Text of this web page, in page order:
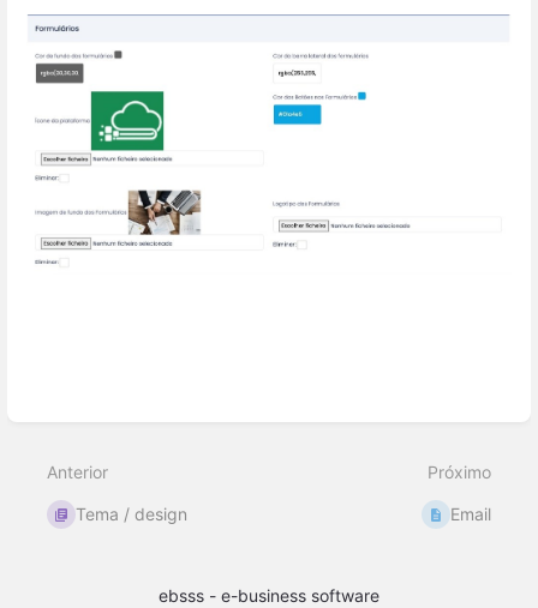
Anterior
Tema / design
Próximo
Email
ebsss - e-business software